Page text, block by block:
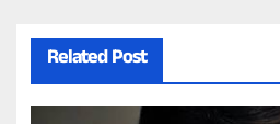
Related Post